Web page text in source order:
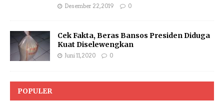
Desember 22, 2019 0
Cek Fakta, Beras Bansos Presiden Diduga
Kuat Diselewengkan
Juni 11, 2020 0
POPULER